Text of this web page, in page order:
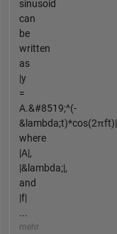
sinusoid
can
be
written
as
|y
=
A.&#8519;^(-
&lambda;t)*cos(2πft)|
where
|A|,
|&lambda;|,
and
|f|
...
mehr